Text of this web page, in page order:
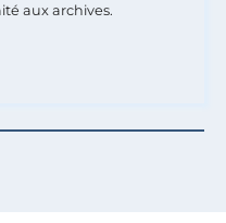
aux archives.